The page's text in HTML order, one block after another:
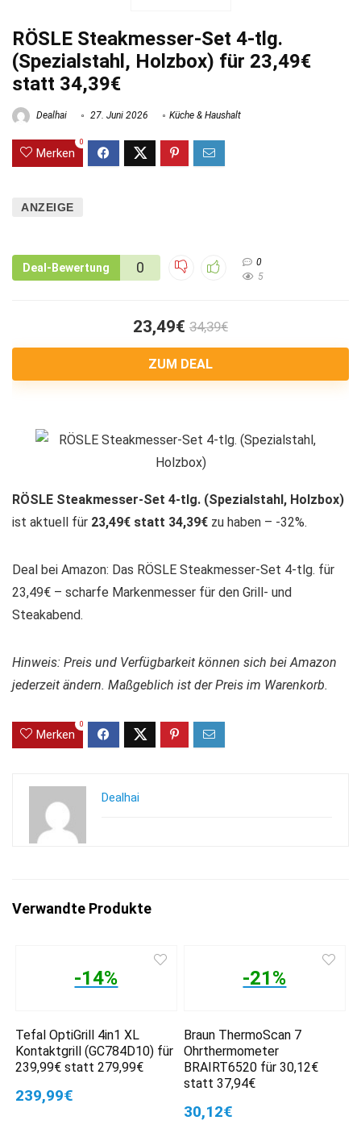
RÖSLE Steakmesser-Set 4-tlg.
(Spezialstahl, Holzbox) für 23,49€
statt 34,39€
Dealhai 27. Juni 2026 Küche & Haushalt
Merken
0
ANZEIGE
Deal-Bewertung 0
0
5
23,49€ 34,39€
ZUM DEAL
RÖSLE Steakmesser-Set 4-tlg. (Spezialstahl, Holzbox)
ist aktuell für 23,49€ statt 34,39€ zu haben – -32%.
Deal bei Amazon: Das RÖSLE Steakmesser-Set 4-tlg. für
23,49€ – scharfe Markenmesser für den Grill- und
Steakabend.
Hinweis: Preis und Verfügbarkeit können sich bei Amazon
jederzeit ändern. Maßgeblich ist der Preis im Warenkorb.
Merken
0
Dealhai
Verwandte Produkte
-14%
Tefal OptiGrill 4in1 XL
Kontaktgrill (GC784D10) für
239,99€ statt 279,99€
239,99€
-21%
Braun ThermoScan 7
Ohrthermometer
BRAIRT6520 für 30,12€
statt 37,94€
30,12€